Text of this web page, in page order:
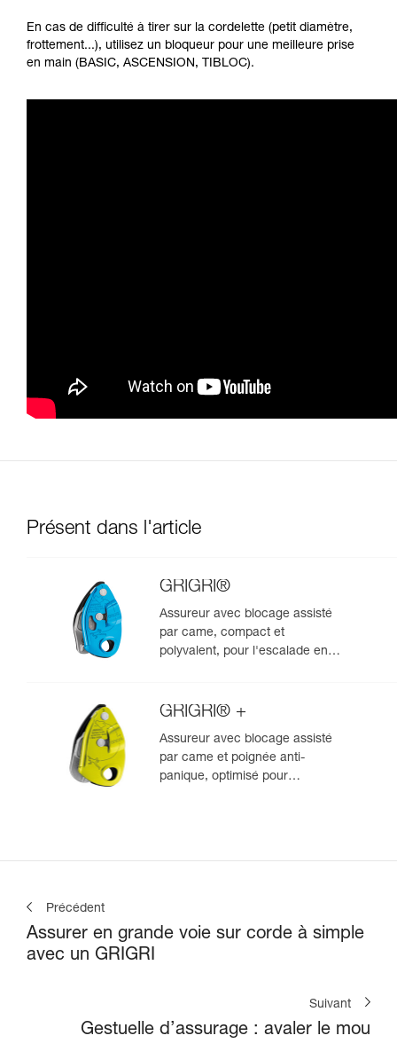
En cas de difficulté à tirer sur la cordelette (petit diamètre,
frottement...), utilisez un bloqueur pour une meilleure prise
en main (BASIC, ASCENSION, TIBLOC).
Présent dans l'article
GRIGRI®
Assureur avec blocage assisté
par came, compact et
polyvalent, pour l'escalade en
GRIGRI® +
Assureur avec blocage assisté
par came et poignée anti-
panique, optimisé pour
Précédent
Assurer en grande voie sur corde à simple
avec un GRIGRI
Suivant
Gestuelle d’assurage : avaler le mou